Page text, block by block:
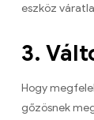
eszköz
3.
Hogy
gőzösnek